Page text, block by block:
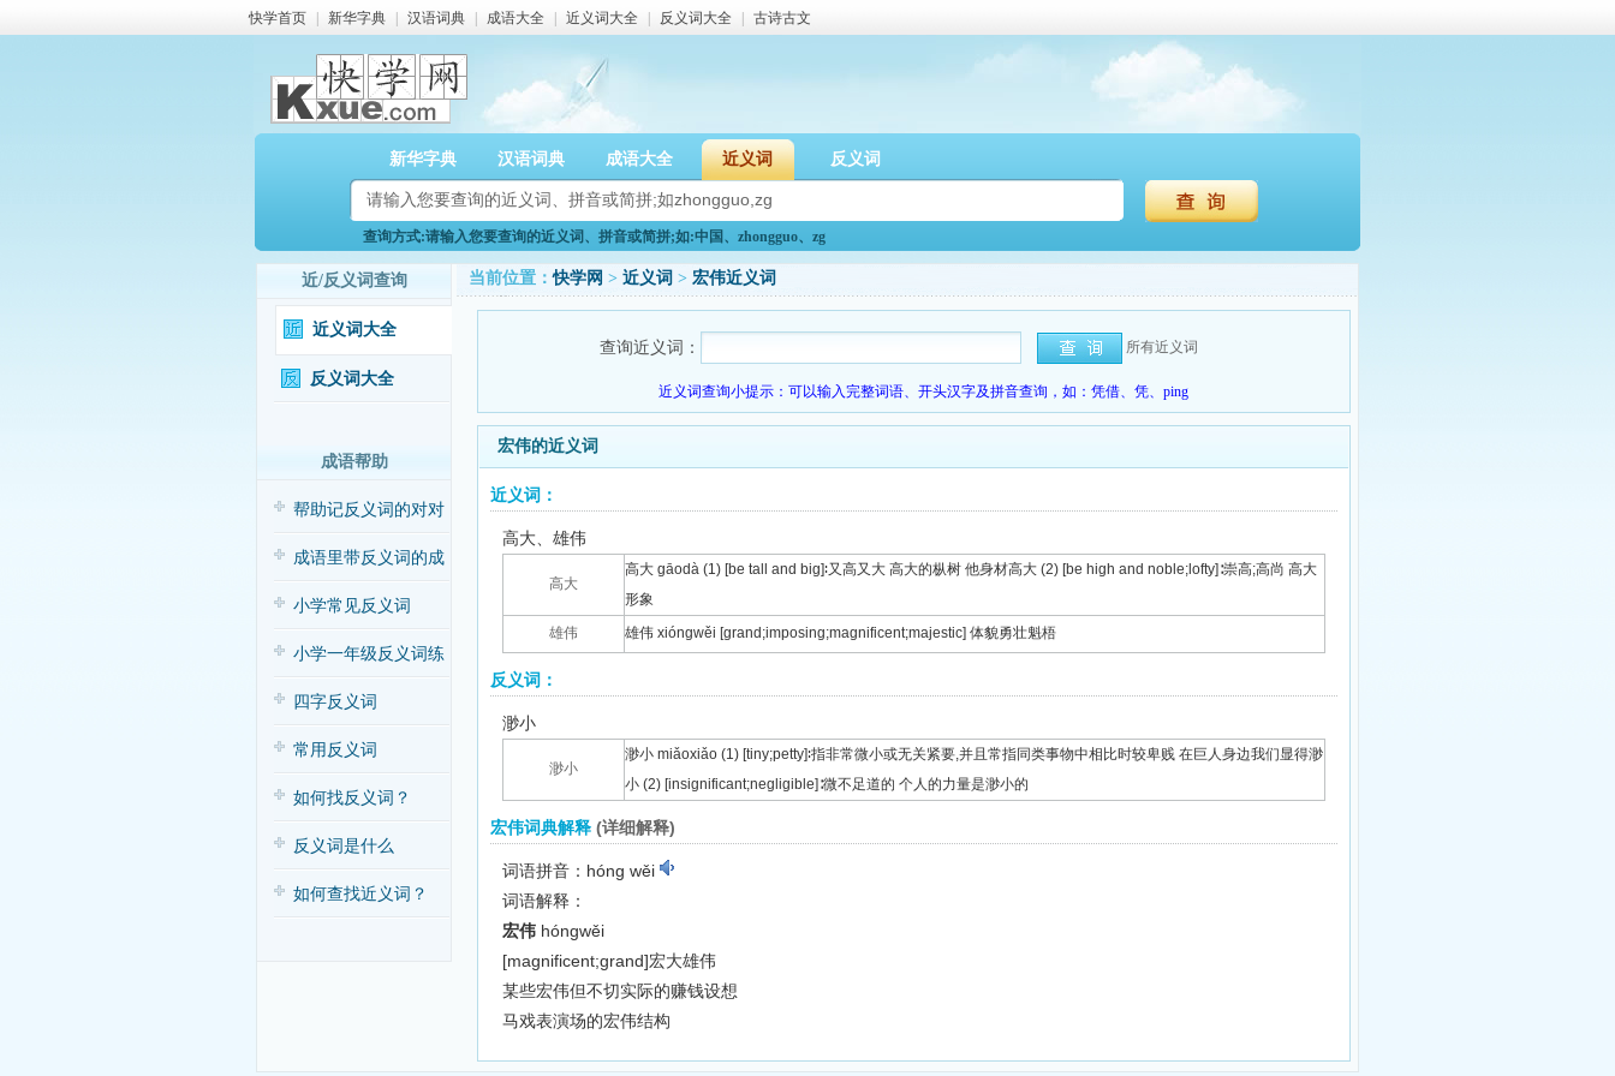
快学首页 新华字典 汉语词典 成语大全 近义词大全 反义词大全 古诗古文
新华字典 汉语词典 成语大全 近义词 反义词
查询方式:请输入您要查询的近义词、拼音或简拼;如:中国、zhongguo、zg
近/反义词查询
近义词大全
反义词大全
成语帮助
帮助记反义词的对对
子歌
成语里带反义词的成
语
小学常见反义词
小学一年级反义词练
习
四字反义词
常用反义词
如何找反义词？
反义词是什么
如何查找近义词？
当前位置：快学网 > 近义词 > 宏伟近义词
查询近义词： 所有近义词
近义词查询小提示：可以输入完整词语、开头汉字及拼音查询，如：凭借、凭、ping
宏伟的近义词
近义词：
高大、雄伟
高大
高大 gāodà (1) [be tall and big]∶又高又大 高大的枞树 他身材高大 (2) [be high and noble;lofty]∶崇高;高尚 高大
形象
雄伟
雄伟 xióngwěi [grand;imposing;magnificent;majestic] 体貌勇壮魁梧
反义词：
渺小
渺小
渺小 miǎoxiǎo (1) [tiny;petty]∶指非常微小或无关紧要,并且常指同类事物中相比时较卑贱 在巨人身边我们显得渺
小 (2) [insignificant;negligible]∶微不足道的 个人的力量是渺小的
宏伟词典解释 (详细解释)
词语拼音：hóng wěi
词语解释：
宏伟 hóngwěi
[magnificent;grand]宏大雄伟
某些宏伟但不切实际的赚钱设想
马戏表演场的宏伟结构